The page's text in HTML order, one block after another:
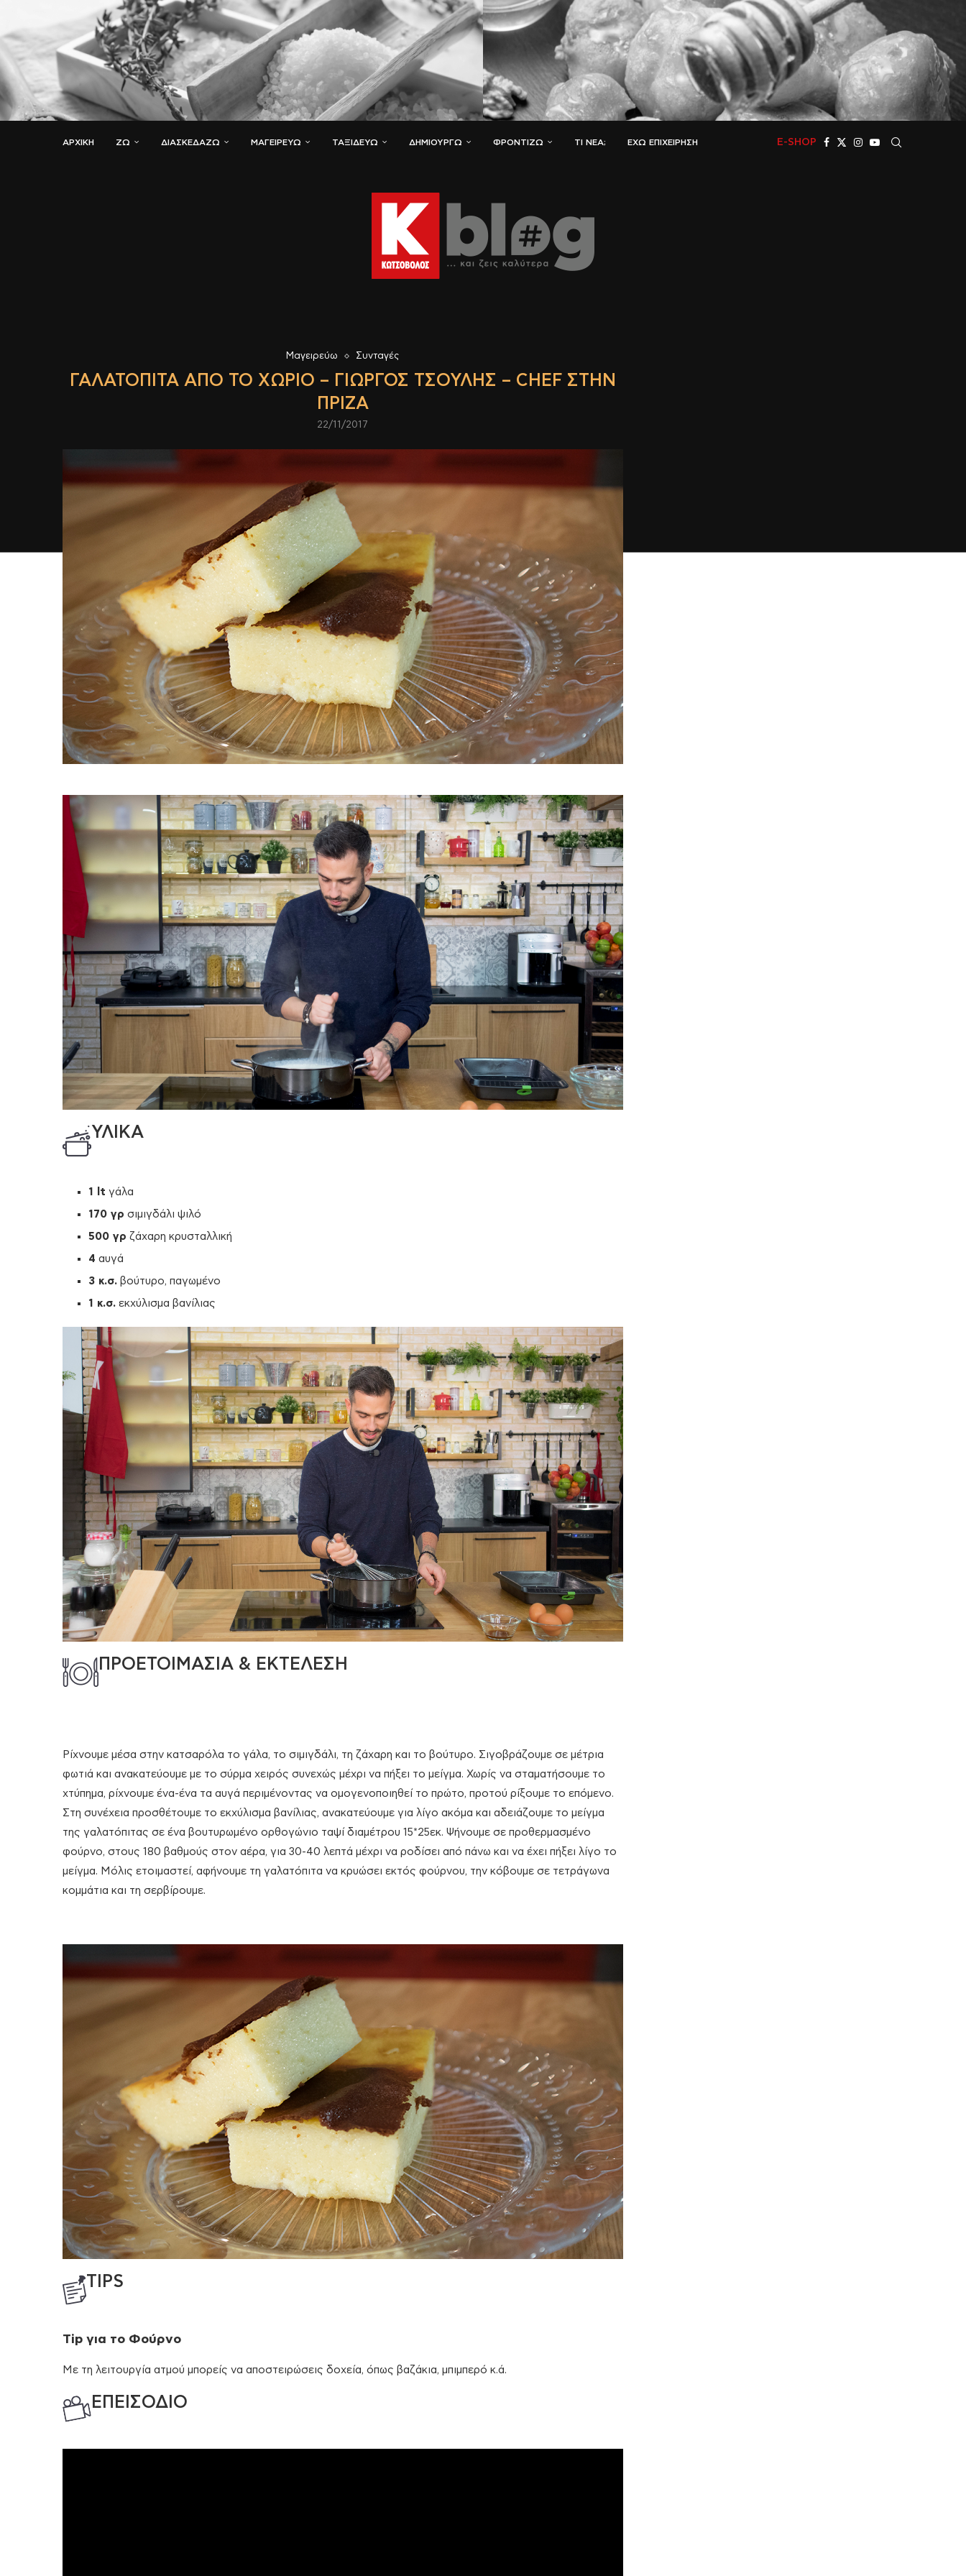
ΑΡΧΙΚΗ ΖΏ ΔΙΑΣΚΕΔΆΖΩ ΜΑΓΕΙΡΕΎΩ ΤΑΞΙΔΕΎΩ ΔΗΜΙΟΥΡΓΏ ΦΡΟΝΤΊΖΩ ΤΙ ΝΈΑ; ΈΧΩ ΕΠΙΧΕΊΡΗΣΗ E-SHOP
Μαγειρεύω Συνταγές
ΓΑΛΑΤΌΠΙΤΑ ΑΠΌ ΤΟ ΧΩΡΙΌ – ΓΙΏΡΓΟΣ ΤΣΟΎΛΗΣ – CHEF ΣΤΗΝ
ΠΡΊΖΑ
22/11/2017
ΥΛΙΚΑ
1 lt γάλα
170 γρ σιμιγδάλι ψιλό
500 γρ ζάχαρη κρυσταλλική
4 αυγά
3 κ.σ. βούτυρο, παγωμένο
1 κ.σ. εκχύλισμα βανίλιας
ΠΡΟΕΤΟΙΜΑΣΙΑ & ΕΚΤΕΛΕΣΗ
Ρίχνουμε μέσα στην κατσαρόλα το γάλα, το σιμιγδάλι, τη ζάχαρη και το βούτυρο. Σιγοβράζουμε σε μέτρια
φωτιά και ανακατεύουμε με το σύρμα χειρός συνεχώς μέχρι να πήξει το μείγμα. Χωρίς να σταματήσουμε το
χτύπημα, ρίχνουμε ένα-ένα τα αυγά περιμένοντας να ομογενοποιηθεί το πρώτο, προτού ρίξουμε το επόμενο.
Στη συνέχεια προσθέτουμε το εκχύλισμα βανίλιας, ανακατεύουμε για λίγο ακόμα και αδειάζουμε το μείγμα
της γαλατόπιτας σε ένα βουτυρωμένο ορθογώνιο ταψί διαμέτρου 15*25εκ. Ψήνουμε σε προθερμασμένο
φούρνο, στους 180 βαθμούς στον αέρα, για 30-40 λεπτά μέχρι να ροδίσει από πάνω και να έχει πήξει λίγο το
μείγμα. Μόλις ετοιμαστεί, αφήνουμε τη γαλατόπιτα να κρυώσει εκτός φούρνου, την κόβουμε σε τετράγωνα
κομμάτια και τη σερβίρουμε.
TIPS
Tip για το Φούρνο
Με τη λειτουργία ατμού μπορείς να αποστειρώσεις δοχεία, όπως βαζάκια, μπιμπερό κ.ά.
ΕΠΕΙΣΟΔΙΟ